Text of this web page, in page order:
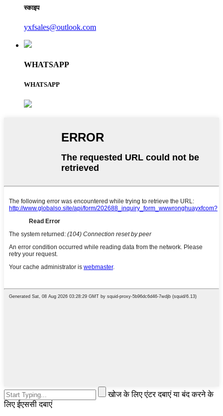
स्काइप
yxfsales@outlook.com
WHATSAPP
WHATSAPP
खोज के लिए एंटर दबाएं या बंद करने के
लिए ईएससी दबाएं